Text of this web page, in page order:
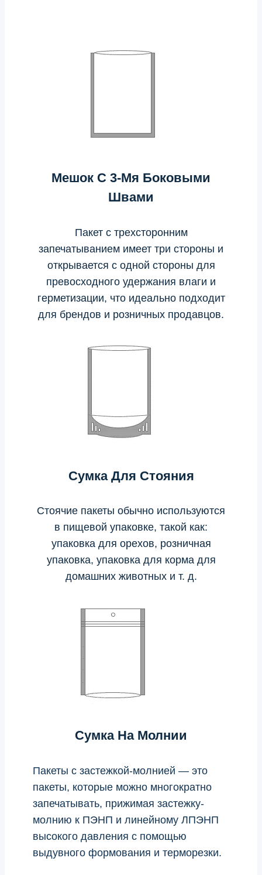
Мешок С 3-Мя Боковыми
Швами
Пакет с трехсторонним
запечатыванием имеет три стороны и
открывается с одной стороны для
превосходного удержания влаги и
герметизации, что идеально подходит
для брендов и розничных продавцов.
Сумка Для Стояния
Стоячие пакеты обычно используются
в пищевой упаковке, такой как:
упаковка для орехов, розничная
упаковка, упаковка для корма для
домашних животных и т. д.
Сумка На Молнии
Пакеты с застежкой-молнией — это
пакеты, которые можно многократно
запечатывать, прижимая застежку-
молнию к ПЭНП и линейному ЛПЭНП
высокого давления с помощью
выдувного формования и терморезки.